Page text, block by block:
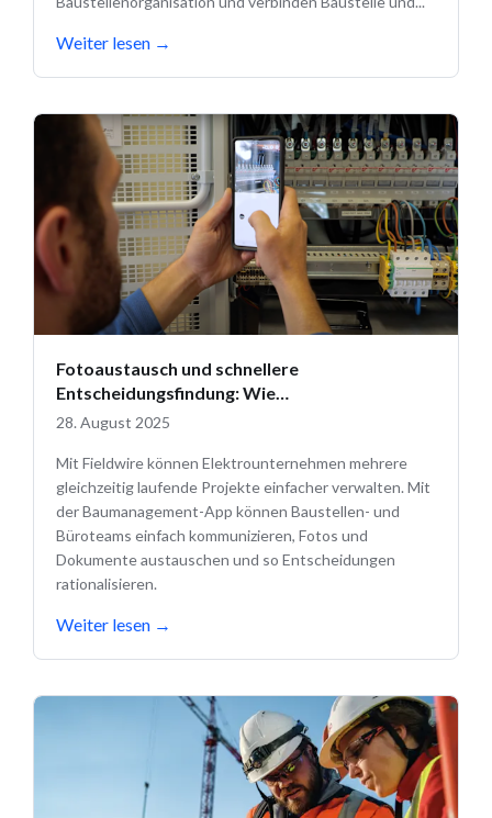
Weiter lesen →
Fotoaustausch und schnellere
Entscheidungsfindung: Wie
Elektrounternehmen Fieldwire nutzen
28. August 2025
Mit Fieldwire können Elektrounternehmen mehrere
gleichzeitig laufende Projekte einfacher verwalten. Mit
der Baumanagement-App können Baustellen- und
Büroteams einfach kommunizieren, Fotos und
Dokumente austauschen und so Entscheidungen
rationalisieren.
Weiter lesen →